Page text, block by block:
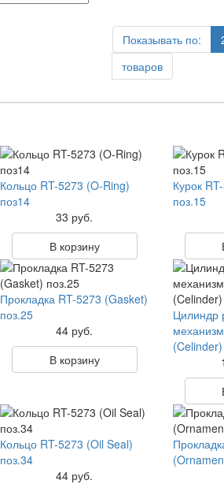
Показывать по:
товаров
Кольцо RT-5273 (O-Ring)
поз14
33 руб.
В корзину
Курок
поз.15
Прокладка RT-5273 (Gasket)
поз.25
44 руб.
В корзину
Цилиндр
Кольцо RT-5273 (Oil Seal)
поз.34
44 руб.